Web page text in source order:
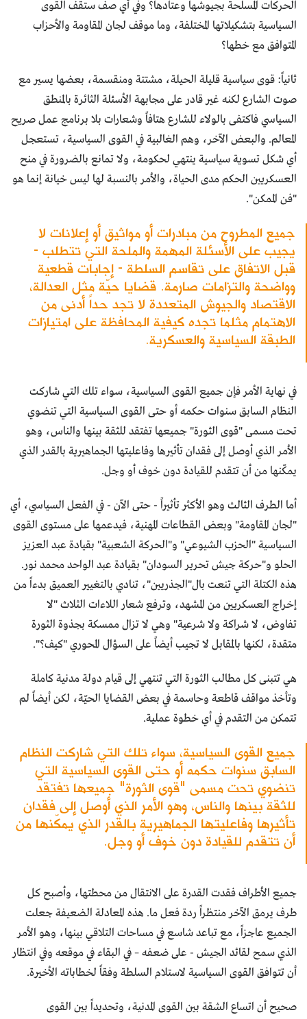
الحركات المسلحة بجيوشها وعتادها؟ وفي أي صف ستقف القوى
السياسية بتشكيلاتها المختلفة، وما موقف لجان المقاومة والأحزاب
المتوافق مع خطها؟
ثانياً: قوى سياسية قليلة الحيلة، مشتتة ومنقسمة، بعضها يسير مع
صوت الشارع لكنه غير قادر على مجابهة الأسئلة الثائرة بالمنطق
السياسي فاكتفى بالولاء للشارع هتافاً وشعارات بلا برنامج عمل صريح
المعالم. والبعض الآخر، وهم الغالبية في القوى السياسية، تستعجل
أي شكل تسوية سياسية ينتهي لحكومة، ولا تمانع بالضرورة في منح
العسكريين الحكم مدى الحياة، والأمر بالنسبة لها ليس خيانة إنما هو
"فن الممكن".
جميع المطروح من مبادرات أو مواثيق أو إعلانات لا
يجيب على الأسئلة المهمة والملحة التي تتطلب -
قبل الاتفاق على تقاسم السلطة - إجابات قطعية
وواضحة والتزامات صارمة. قضايا حيّة مثل العدالة،
الاقتصاد والجيوش المتعددة لا تجد حداً أدنى من
الاهتمام مثلما تجده كيفية المحافظة على امتيازات
الطبقة السياسية والعسكرية.
في نهاية الأمر فإن جميع القوى السياسية، سواء تلك التي شاركت
النظام السابق سنوات حكمه أو حتى القوى السياسية التي تنضوي
تحت مسمى "قوى الثورة" جميعها تفتقد للثقة بينها والناس، وهو
الأمر الذي أوصل إلى فقدان تأثيرها وفاعليتها الجماهيرية بالقدر الذي
يمكّنها من أن تتقدم للقيادة دون خوف أو وجل.
أما الطرف الثالث وهو الأكثر تأثيراً - حتى الآن - في الفعل السياسي، أي
"لجان المقاومة" وبعض القطاعات المهنية، فيدعمها على مستوى القوى
السياسية "الحزب الشيوعي" و"الحركة الشعبية" بقيادة عبد العزيز
الحلو و"حركة جيش تحرير السودان" بقيادة عبد الواحد محمد نور.
هذه الكتلة التي تنعت بال"الجذريين"، تنادي بالتغيير العميق بدءاً من
إخراج العسكريين من المشهد، وترفع شعار اللاءات الثلاث "لا
تفاوض، لا شراكة ولا شرعية" وهي لا تزال ممسكة بجذوة الثورة
متقدة، لكنها بالمقابل لا تجيب أيضاً على السؤال المحوري "كيف؟".
هي تتبنى كل مطالب الثورة التي تنتهي إلى قيام دولة مدنية كاملة
وتأخذ مواقف قاطعة وحاسمة في بعض القضايا الحيّة، لكن أيضاً لم
تتمكن من التقدم في أي خطوة عملية.
جميع القوى السياسية، سواء تلك التي شاركت النظام
السابق سنوات حكمه أو حتى القوى السياسية التي
تنضوي تحت مسمى "قوى الثورة" جميعها تفتقد
للثقة بينها والناس، وهو الأمر الذي أوصل إلى فقدان
تأثيرها وفاعليتها الجماهيرية بالقدر الذي يمكّنها من
أن تتقدم للقيادة دون خوف أو وجل.
جميع الأطراف فقدت القدرة على الانتقال من محطتها، وأصبح كل
طرف يرمق الآخر منتظراً ردة فعل ما. هذه المعادلة الضعيفة جعلت
الجميع عاجزاً، مع تباعد شاسع في مساحات التلاقي بينها، وهو الأمر
الذي سمح لقائد الجيش - على ضعفه – في البقاء في موقعه وفي انتظار
أن تتوافق القوى السياسية لاستلام السلطة وفقاً لخطاباته الأخيرة.
صحيح أن اتساع الشقة بين القوى المدنية، وتحديداً بين القوى